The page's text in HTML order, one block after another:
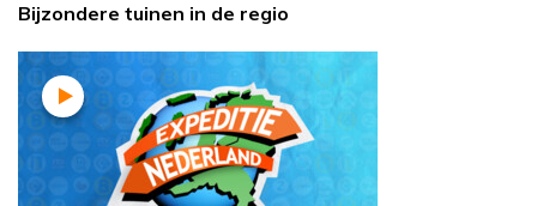
Bijzondere tuinen in de regio